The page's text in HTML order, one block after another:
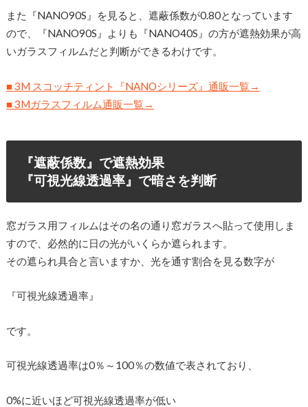
また『NANO90S』を見ると、遮蔽係数が0.80となっています
ので、『NANO90S』よりも『NANO40S』の方が遮熱効果が高
いガラスフィルムだと判断ができるわけです。
■ 3M スコッチティント『NANOシリーズ』通販一覧→
■ 3Mガラスフィルム通販一覧→
『遮蔽係数』で遮熱効果
『可視光線透過率』で暗さを判断
窓ガラス用フィルムはその名の通り窓ガラスへ貼って使用しま
すので、必然的に日の光がいくらか遮られます。
その遮られ具合と言いますか、光を通す割合を見る数字が
『可視光線透過率』
です。
可視光線透過率は0％～100％の数値で表されており、
0%に近いほど可視光線透過率が低い